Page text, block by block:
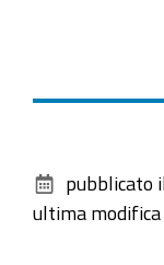
documento
pubblicato
ultima modifica